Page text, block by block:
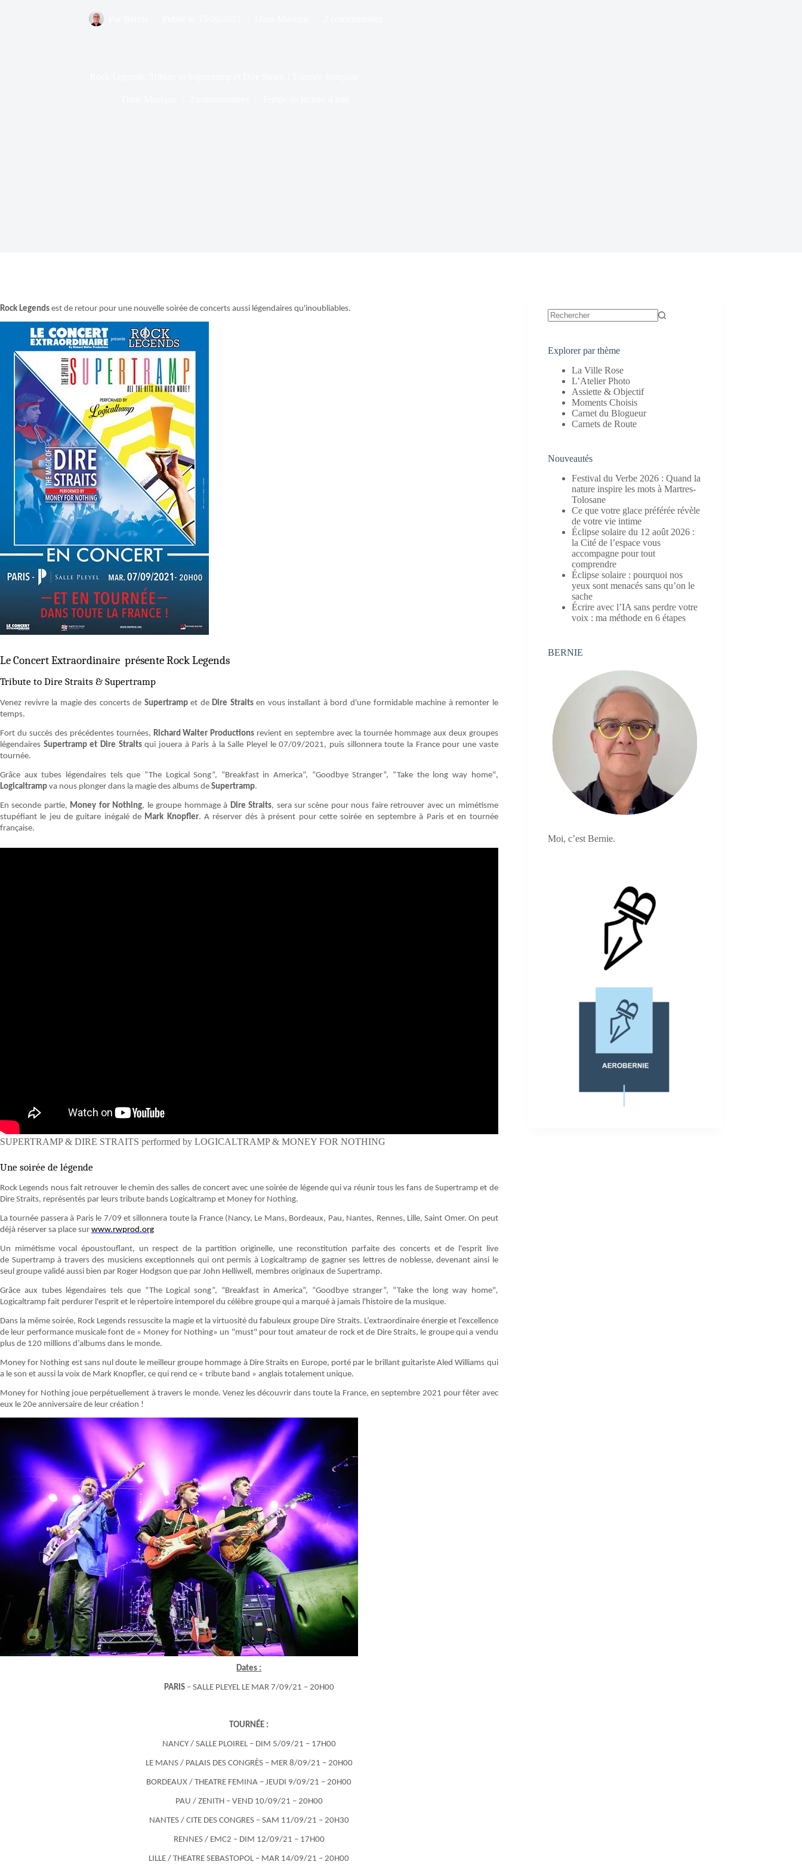
Rock Legends est de retour pour une nouvelle soirée de concerts aussi légendaires qu'inoubliables.
Le Concert Extraordinaire présente Rock Legends
Tribute to Dire Straits & Supertramp
Venez revivre la magie des concerts de Supertrampet de Dire Straitsen vous installant à bord d'une formidable machine à remonter le
temps.
Fort du succès des précédentes tournées, Richard Walter Productions revient en septembre avec la tournée hommage aux deux groupes
légendaires Supertramp et Dire Straitsqui jouera à Paris à la Salle Pleyel le 07/09/2021, puis sillonnera toute la France pour une vaste
tournée.
Grâce aux tubes légendaires tels que “The Logical Song”, “Breakfast in America”, “Goodbye Stranger”, “Take the long way home",
Logicaltramp va nous plonger dans la magie des albums de Supertramp.
En seconde partie, Money for Nothing, le groupe hommage à Dire Straits, sera sur scène pour nous faire retrouver avec un mimétisme
stupéfiant le jeu de guitare inégalé de Mark Knopfler. A réserver dès à présent pour cette soirée en septembre à Paris et en tournée
française.
SUPERTRAMP & DIRE STRAITS performed by LOGICALTRAMP & MONEY FOR NOTHING
Une soirée de légende
Rock Legends nous fait retrouver le chemin des salles de concert avec une soirée de légende qui va réunir tous les fans de Supertramp et de
Dire Straits, représentés par leurs tribute bands Logicaltramp et Money for Nothing.
La tournée passera à Paris le 7/09 et sillonnera toute la France (Nancy, Le Mans, Bordeaux, Pau, Nantes, Rennes, Lille, Saint Omer. On peut
déjà réserver sa place sur www.rwprod.org
Un mimétisme vocal époustouflant, un respect de la partition originelle, une reconstitution parfaite des concerts et de l'esprit live
de Supertramp à travers des musiciens exceptionnels qui ont permis à Logicaltramp de gagner ses lettres de noblesse, devenant ainsi le
seul groupe validé aussi bien par Roger Hodgson que par John Helliwell, membres originaux de Supertramp.
Grâce aux tubes légendaires tels que “The Logical song”, “Breakfast in America”, “Goodbye stranger”, “Take the long way home",
Logicaltramp fait perdurer l'esprit et le répertoire intemporel du célèbre groupe qui a marqué à jamais l'histoire de la musique.
Dans la même soirée, Rock Legends ressuscite la magie et la virtuosité du fabuleux groupe Dire Straits. L’extraordinaire énergie et l'excellence
de leur performance musicale font de « Money for Nothing» un "must" pour tout amateur de rock et de Dire Straits, le groupe qui a vendu
plus de 120 millions d’albums dans le monde.
Money for Nothing est sans nul doute le meilleur groupe hommage à Dire Straits en Europe, porté par le brillant guitariste Aled Williams qui
a le son et aussi la voix de Mark Knopfler, ce qui rend ce « tribute band » anglais totalement unique.
Money for Nothing joue perpétuellement à travers le monde. Venez les découvrir dans toute la France, en septembre 2021 pour fêter avec
eux le 20e anniversaire de leur création !
Dates :
PARIS – SALLE PLEYEL LE MAR 7/09/21 – 20H00
TOURNÉE :
NANCY / SALLE PLOIREL – DIM 5/09/21 – 17H00
LE MANS / PALAIS DES CONGRÈS – MER 8/09/21 – 20H00
BORDEAUX / THEATRE FEMINA – JEUDI 9/09/21 – 20H00
PAU / ZENITH – VEND 10/09/21 – 20H00
NANTES / CITE DES CONGRES – SAM 11/09/21 – 20H30
RENNES / EMC2 – DIM 12/09/21 – 17H00
LILLE / THEATRE SEBASTOPOL – MAR 14/09/21 – 20H00
Explorer par thème
La Ville Rose
L’Atelier Photo
Assiette & Objectif
Moments Choisis
Carnet du Blogueur
Carnets de Route
Nouveautés
Festival du Verbe 2026 : Quand la
nature inspire les mots à Martres-
Tolosane
Ce que votre glace préférée révèle
de votre vie intime
Éclipse solaire du 12 août 2026 :
la Cité de l’espace vous
accompagne pour tout
comprendre
Éclipse solaire : pourquoi nos
yeux sont menacés sans qu’on le
sache
Écrire avec l’IA sans perdre votre
voix : ma méthode en 6 étapes
BERNIE
Moi, c’est Bernie.